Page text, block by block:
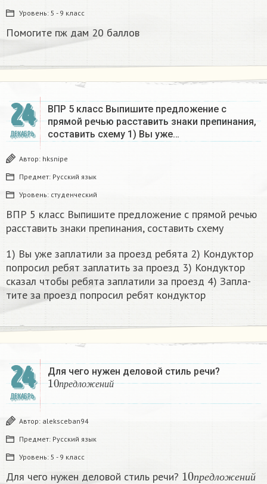
Уровень: 5 - 9 класс
Помогите пж дам 20 баллов ​
24
ДЕКАБРЬ
ВПР 5 класс Выпишите предложение с
прямой речью расставить знаки препинания,
составить схему 1) Вы уже…
Автор: hksnipe
Предмет: Русский язык
Уровень: студенческий
ВПР 5 класс Выпишите предложение с прямой речью
расставить знаки препинания, составить схему
1) Вы уже за­пла­ти­ли за про­езд ре­бя­та 2) Кон­дук­тор
по­про­сил ребят за­пла­тить за про­езд 3) Кон­дук­тор
ска­зал чтобы ре­бя­та за­пла­ти­ли за про­езд 4) За­пла­
ти­те за про­езд по­про­сил ребят кон­дук­тор​
24
ДЕКАБРЬ
Для чего нужен деловой стиль речи?
пре дло жений
10п редложен ий
Автор: aleksceban94
Предмет: Русский язык
Уровень: 5 - 9 класс
Для чего нужен деловой стиль речи? пре дл о жен и й
10